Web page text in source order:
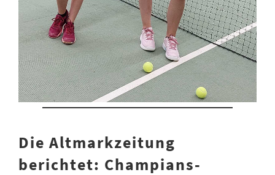
Die Altmarkzeitung
berichtet: Champians-